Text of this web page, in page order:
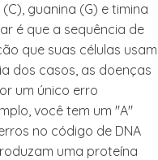
guanina (G) e timina
é que a sequência de
que suas células usam
dos casos, as doenças
um único erro
você tem um "A"
no código de DNA
uma proteína